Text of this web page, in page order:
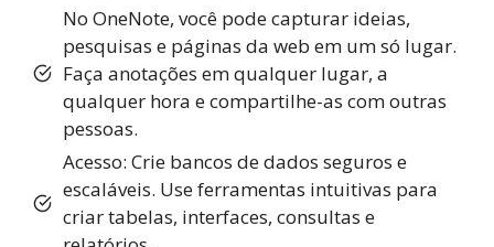
No OneNote, você pode capturar ideias,
pesquisas e páginas da web em um só lugar.
Faça anotações em qualquer lugar, a
qualquer hora e compartilhe-as com outras
pessoas.
Acesso: Crie bancos de dados seguros e
escaláveis. Use ferramentas intuitivas para
criar tabelas, interfaces, consultas e